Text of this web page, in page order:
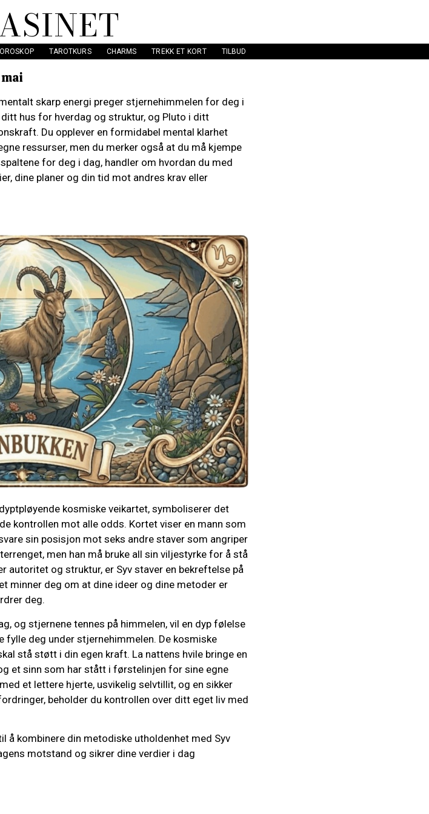
TAROTKURS CHARMS TREKK ET KORT TILBUD
skarp energi preger stjernehimmelen for deg i
hus for hverdag og struktur, og Pluto i ditt
Du opplever en formidabel mental klarhet
ressurser, men du merker også at du må kjempe
for deg i dag, handler om hvordan du med
dine planer og din tid mot andres krav eller
kosmiske veikartet, symboliserer det
kontrollen mot alle odds. Kortet viser en mann som
sin posisjon mot seks andre staver som angriper
men han må bruke all sin viljestyrke for å stå
autoritet og struktur, er Syv staver en bekreftelse på
minner deg om at dine ideer og dine metoder er
deg.
og stjernene tennes på himmelen, vil en dyp følelse
deg under stjernehimmelen. De kosmiske
stå støtt i din egen kraft. La nattens hvile bringe en
et sinn som har stått i førstelinjen for sine egne
et lettere hjerte, usvikelig selvtillit, og en sikker
beholder du kontrollen over ditt eget liv med
å kombinere din metodiske utholdenhet med Syv
motstand og sikrer dine verdier i dag